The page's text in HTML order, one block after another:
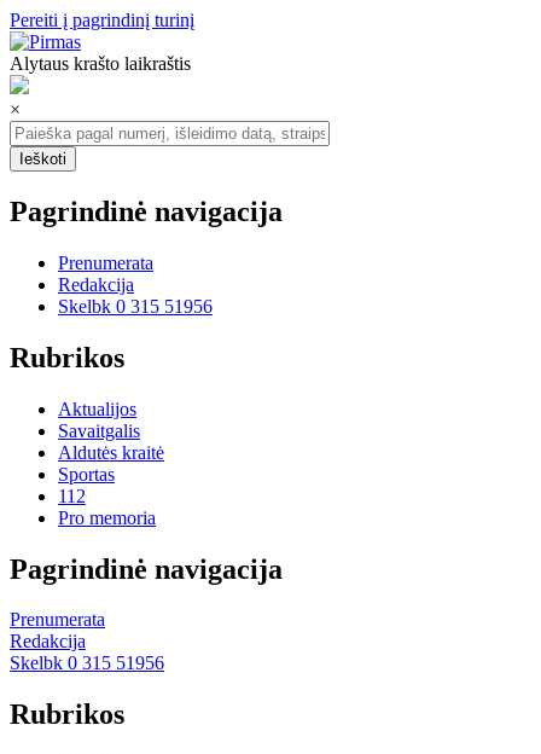
Pereiti į pagrindinį turinį
Alytaus krašto laikraštis
×
Pagrindinė navigacija
Prenumerata
Redakcija
Skelbk 0 315 51956
Rubrikos
Aktualijos
Savaitgalis
Aldutės kraitė
Sportas
112
Pro memoria
Pagrindinė navigacija
Prenumerata
Redakcija
Skelbk 0 315 51956
Rubrikos